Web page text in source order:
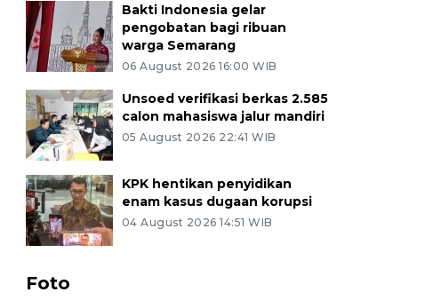
Bakti Indonesia gelar
pengobatan bagi ribuan
warga Semarang
06 August 2026 16:00 WIB
Unsoed verifikasi berkas 2.585
calon mahasiswa jalur mandiri
05 August 2026 22:41 WIB
KPK hentikan penyidikan
enam kasus dugaan korupsi
04 August 2026 14:51 WIB
Foto